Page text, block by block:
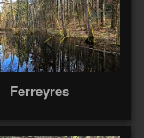
Ferreyres